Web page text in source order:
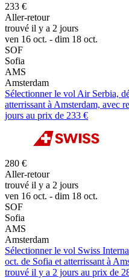
233 €
Aller-retour
trouvé il y a 2 jours
ven 16 oct. - dim 18 oct.
SOF
Sofia
AMS
Amsterdam
Sélectionner le vol Air Serbia,
atterrissant à Amsterdam, avec
jours au prix de 233 €
280 €
Aller-retour
trouvé il y a 2 jours
ven 16 oct. - dim 18 oct.
SOF
Sofia
AMS
Amsterdam
Sélectionner le vol Swiss
oct. de Sofia et atterrissant à
trouvé il y a 2 jours au prix de